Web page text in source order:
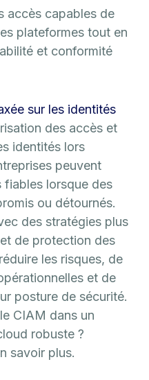
accès capables de
plateformes tout en
et conformité
sur les identités
des accès et
identités lors
peuvent
fiables lorsque des
ou détournés.
des stratégies plus
de protection des
les risques, de
et de
posture de sécurité.
CIAM dans un
robuste ?
savoir plus.